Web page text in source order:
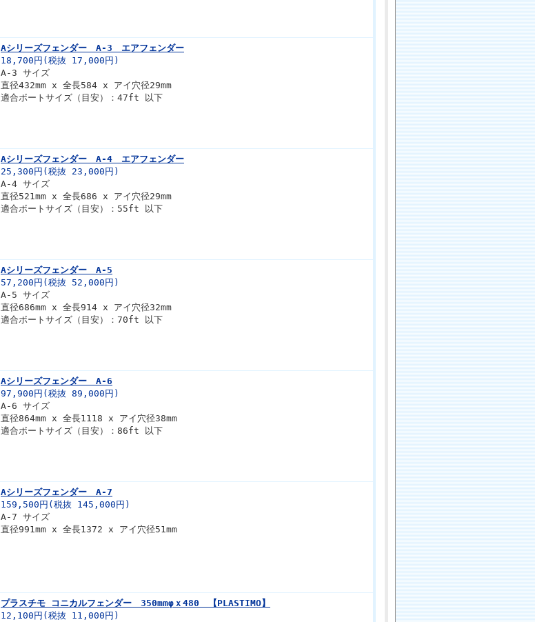
Aシリーズフェンダー A-3 エアフェンダー
18,700円(税抜 17,000円)
A-3 サイズ
直径432mm x 全長584 x アイ穴径29mm
適合ボートサイズ（目安）：47ft 以下
Aシリーズフェンダー A-4 エアフェンダー
25,300円(税抜 23,000円)
A-4 サイズ
直径521mm x 全長686 x アイ穴径29mm
適合ボートサイズ（目安）：55ft 以下
Aシリーズフェンダー A-5
57,200円(税抜 52,000円)
A-5 サイズ
直径686mm x 全長914 x アイ穴径32mm
適合ボートサイズ（目安）：70ft 以下
Aシリーズフェンダー A-6
97,900円(税抜 89,000円)
A-6 サイズ
直径864mm x 全長1118 x アイ穴径38mm
適合ボートサイズ（目安）：86ft 以下
Aシリーズフェンダー A-7
159,500円(税抜 145,000円)
A-7 サイズ
直径991mm x 全長1372 x アイ穴径51mm
プラスチモ コニカルフェンダー 350mmφｘ480 【PLASTIMO】
12,100円(税抜 11,000円)